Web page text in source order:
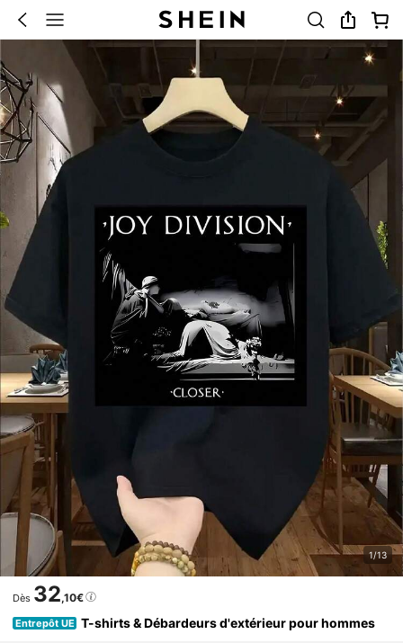
1/13
Dès 32,10€
Entrepôt UE T-shirts & Débardeurs d'extérieur pour hommes